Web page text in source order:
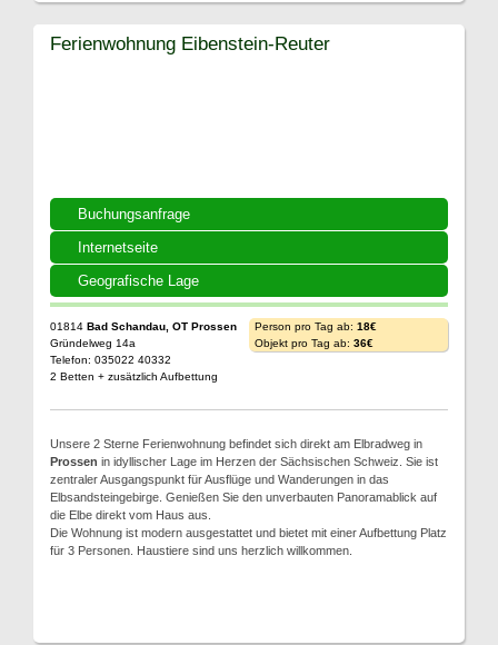
Buchungsanfrage
Internetseite
Geografische Lage
Ferienwohnung Eibenstein-Reuter
01814 Bad Schandau, OT Prossen
Gründelweg 14a
Telefon: 035022 40332
2 Betten + zusätzlich Aufbettung
Person pro Tag ab: 18€
Objekt pro Tag ab: 36€
Unsere 2 Sterne Ferienwohnung befindet sich direkt am Elbradweg in
Prossen in idyllischer Lage im Herzen der Sächsischen Schweiz. Sie ist
zentraler Ausgangspunkt für Ausflüge und Wanderungen in das
Elbsandsteingebirge. Genießen Sie den unverbauten Panoramablick auf
die Elbe direkt vom Haus aus.
Die Wohnung ist modern ausgestattet und bietet mit einer Aufbettung Platz
für 3 Personen. Haustiere sind uns herzlich willkommen.